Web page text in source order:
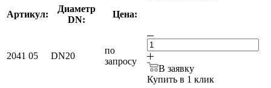
Артикул:
Диаметр
DN:
Цена:
2041 05 DN20
по
запросу
В заявку
Купить в 1 клик